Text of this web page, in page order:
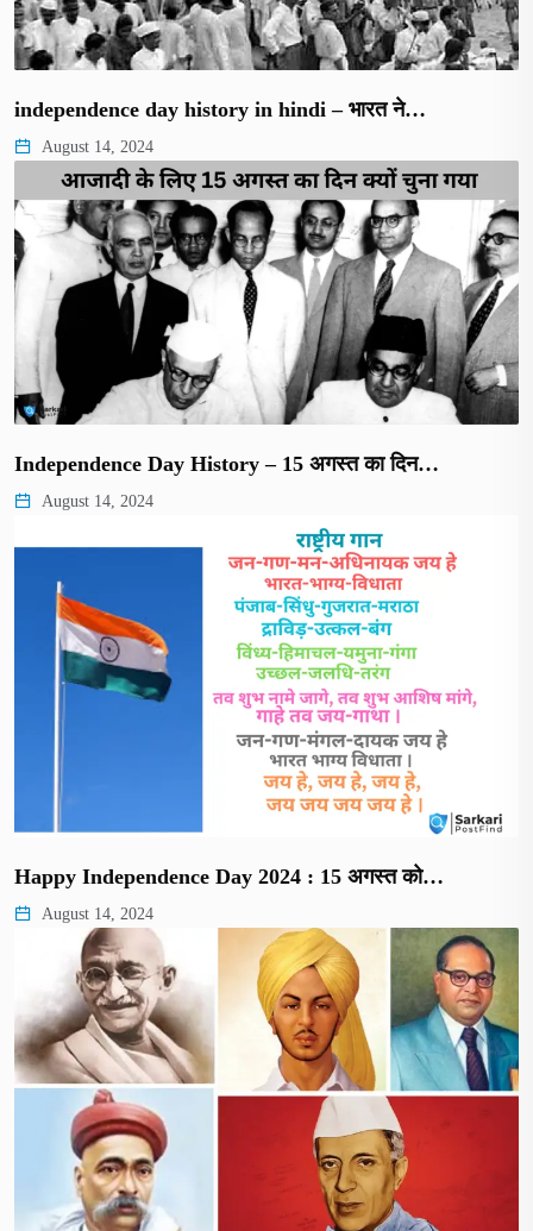
independence day history in hindi – भारत ने…
August 14, 2024
Independence Day History – 15 अगस्त का दिन…
August 14, 2024
Happy Independence Day 2024 : 15 अगस्त को…
August 14, 2024